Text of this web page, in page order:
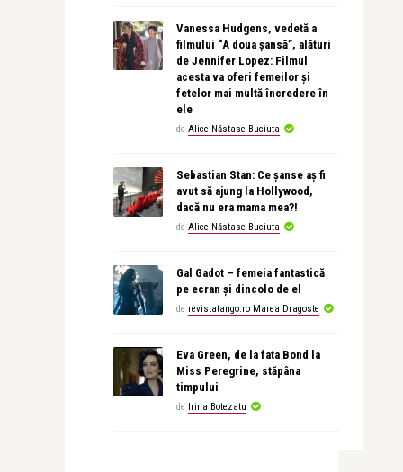
Vanessa Hudgens, vedetă a
filmului “A doua șansă”, alături
de Jennifer Lopez: Filmul
acesta va oferi femeilor și
fetelor mai multă încredere în
ele
de Alice Năstase Buciuta
Sebastian Stan: Ce șanse aș fi
avut să ajung la Hollywood,
dacă nu era mama mea?!
de Alice Năstase Buciuta
Gal Gadot – femeia fantastică
pe ecran și dincolo de el
de revistatango.ro Marea Dragoste
Eva Green, de la fata Bond la
Miss Peregrine, stăpâna
timpului
de Irina Botezatu